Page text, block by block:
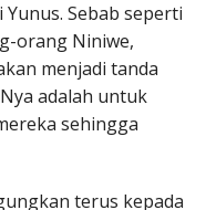
Sebab seperti
orang Niniwe,
menjadi tanda
adalah untuk
sehingga
terus kepada